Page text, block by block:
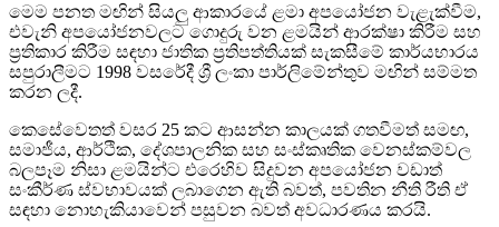
මෙම පනත මඟින් සියලු ආකාරයේ ළමා අපයෝජන වැළැක්වීම,
එවැනි අපයෝජනවලට ගොදුරු වන ළමයින් ආරක්ෂා කිරීම සහ
ප්‍රතිකාර කිරීම සඳහා ජාතික ප්‍රතිපත්තියක් සැකසීමේ කාර්යභාරය
සපුරාලීමට 1998 වසරේදී ශ්‍රී ලංකා පාර්ලිමේන්තුව මඟින් සම්මත
කරන ලදී.
කෙසේවෙතත් වසර 25 කට ආසන්න කාලයක් ගතවීමත් සමඟ,
සමාජීය, ආර්ථික, දේශපාලනික සහ සංස්කෘතික වෙනස්කම්වල
බලපෑම නිසා ළමයින්ට එරෙහිව සිදුවන අපයෝජන වඩාත්
සංකීර්ණ ස්වභාවයක් ලබාගෙන ඇති බවත්, පවතින නීති රීති ඒ
සඳහා නොහැකියාවෙන් පසුවන බවත් අවධාරණය කරයි.